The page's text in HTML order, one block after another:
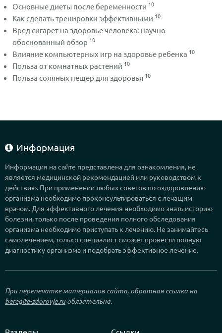
Основные диеты после беременности 10
Как сделать тренировки эффективными 10
Вред сигарет на здоровье человека: научно
обоснованный обзор 10
Влияние компьютерных игр на здоровье ребенка 10
Польза от комнатных растений 10
Польза соляных пещер для здоровья 10
Информация
Информация на сайте представлена для ознакомления, не
является медицинской рекомендацией или руководством к
действию. При применении любых советов по оздоровлению
организма необходимо проконсультироваться с лечащим
врачом. Для эффективного лечения необходимо знать историю
болезни, только после проведения полного обследования
организма необходимо приступать к лечению. Не занимайтесь
самолечением, только специалист сможет провести полную
диагностику организма и подобрать эффективное лечение.
При перепечатке материалов сайта, обратная ссылка на
beregite-zdorovje.ruобязательна.